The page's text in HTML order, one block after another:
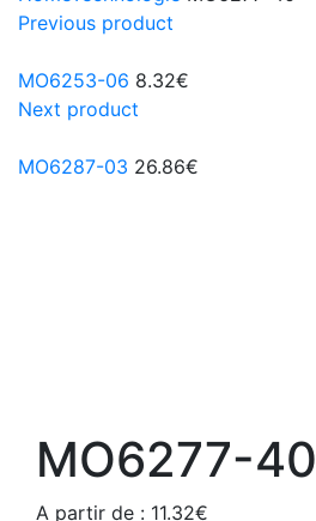
Previous product
MO6253-06 8.32€
Next product
MO6287-03 26.86€
MO6277-40
A partir de : 11.32€